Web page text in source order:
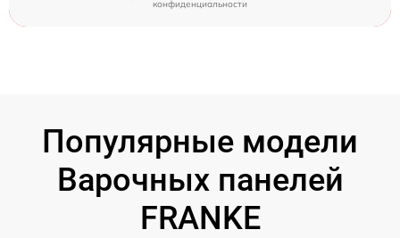
конфиденциальности
Популярные модели
Варочных панелей
FRANKE